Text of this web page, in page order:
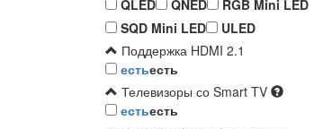
QLED
QNED
RGB Mini LED
SQD Mini LED
ULED
Поддержка HDMI 2.1
естьесть
Телевизоры со Smart TV
естьесть